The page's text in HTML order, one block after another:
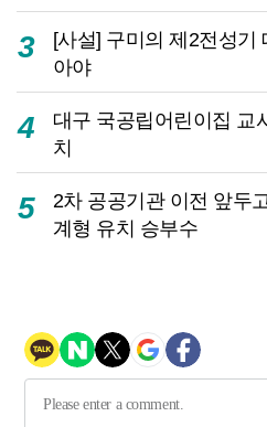
3
[사설] 구미의 제2전성기
아야
4
대구 국공립어린이집 교
치
5
2차 공공기관 이전 앞두
계형 유치 승부수